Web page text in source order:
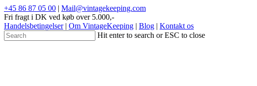
+45 86 87 05 00 | Mail@vintagekeeping.com
Fri fragt i DK ved køb over 5.000,-
Handelsbetingelser| Om VintageKeeping | Blog | Kontakt os
Hit enter to search or ESC to close